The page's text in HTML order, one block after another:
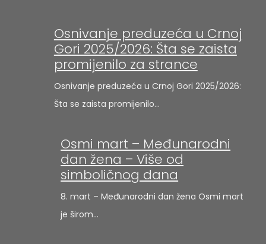
Osnivanje preduzeća u Crnoj
Gori 2025/2026: Šta se zaista
promijenilo za strance
Osnivanje preduzeća u Crnoj Gori 2025/2026:
Šta se zaista promijenilo…
Osmi mart – Međunarodni
dan žena – Više od
simboličnog dana
8. mart – Međunarodni dan žena Osmi mart
je širom…